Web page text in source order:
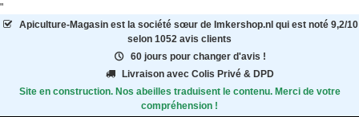
"
Apiculture-Magasinest la société sœur de Imkershop.nl qui est noté 9,2/10
selon 1052 avis clients
60 jours pour changer d'avis !
Livraison avec Colis Privé & DPD
Site en construction. Nos abeilles traduisent le contenu. Merci de votre
compréhension !